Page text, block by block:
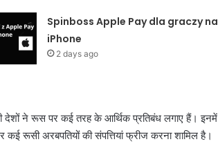
Spinboss Apple Pay dla graczy na
iPhone
2 days ago
देशों ने रूस पर कई तरह के आर्थिक प्रतिबंध लगाए हैं। इनमें
कई रूसी अरबपतियों की संपत्तियां फ्रीज करना शामिल है।